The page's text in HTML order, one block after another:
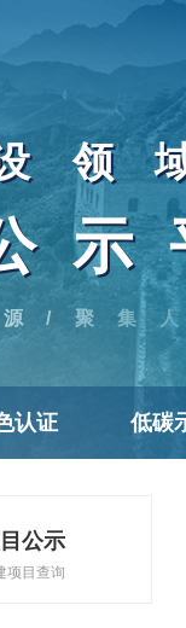
领
示
/聚集
认证 低碳
公示
项目查询